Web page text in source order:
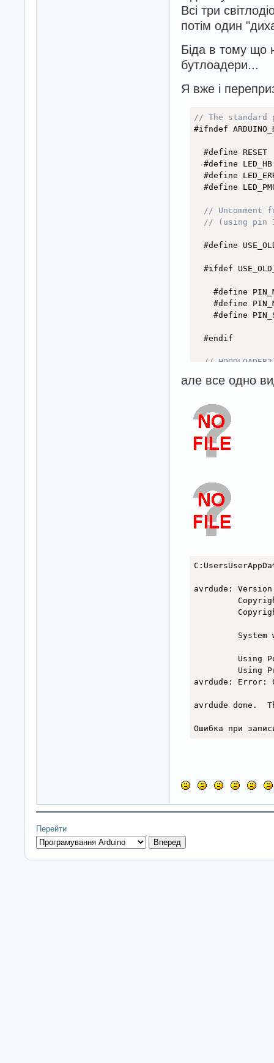
Всі три
потім один
Біда в тому що
бутлоадери...
Я вже і
// The
#ifndef
#define
#define
#define
#define
//
// (using pin
#ifdef
  #endif
//
#else
але все одно
avrdude: Version
System
Using
Using
avrdude: Error:
avrdude done.
Ошибка при
Перейти